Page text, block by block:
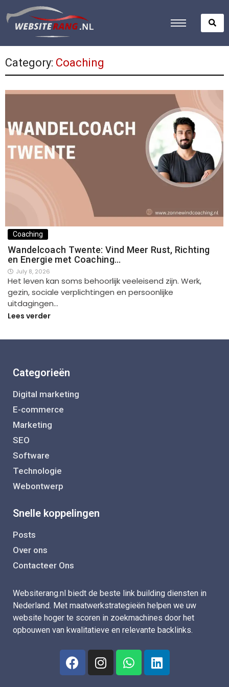
Category: Coaching
Coaching
Wandelcoach Twente: Vind Meer Rust, Richting
en Energie met Coaching…
July 8, 2026
Het leven kan soms behoorlijk veeleisend zijn. Werk,
gezin, sociale verplichtingen en persoonlijke
uitdagingen…
Lees verder
Categorieën
Digital marketing
E-commerce
Marketing
SEO
Software
Technologie
Webontwerp
Snelle koppelingen
Posts
Over ons
Contacteer Ons
Websiterang.nl biedt de beste link building diensten in
Nederland. Met maatwerkstrategieën helpen we uw
website hoger te scoren in zoekmachines door het
opbouwen van kwalitatieve en relevante backlinks.